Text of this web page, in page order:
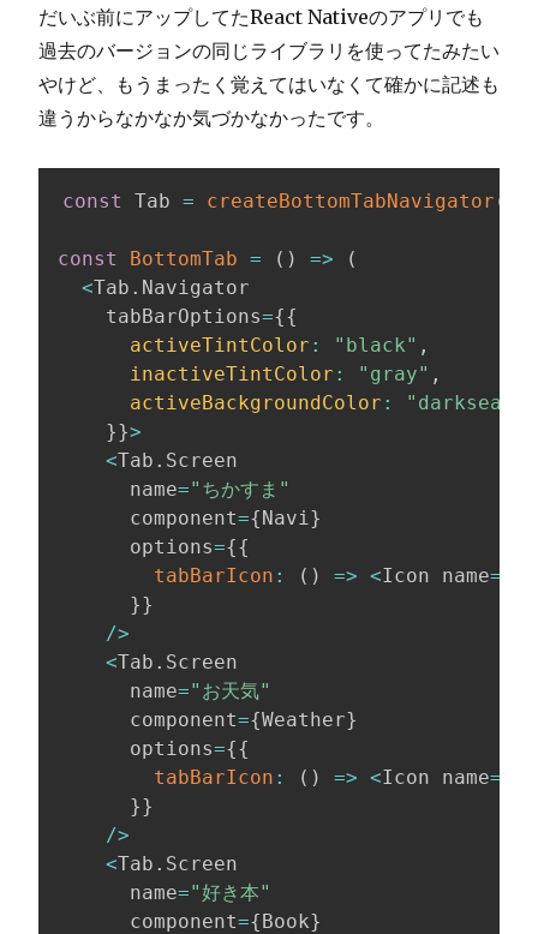
だいぶ前にアップしてたReact Nativeのアプリでも
過去のバージョンの同じライブラリを使ってたみたい
やけど、もうまったく覚えてはいなくて確かに記述も
違うからなかなか気づかなかったです。
const Tab = createBottomTabNavigator (
const BottomTab = ( ) =>
(
<Tab . Navigator
    tabBarOptions
={{
activeTintColor : "black" ,
inactiveTintColor : "gray" ,
activeBackgroundColor :
}}>
<Tab . Screen
      name
="ちかすま"
      component
={Navi }
      options
={{
tabBarIcon : ( ) => <Icon name=
}}
/>
<Tab . Screen
      name
="お天気"
      component
={Weather}
      options
={{
tabBarIcon : ( ) => <Icon name=
}}
/>
<Tab . Screen
      name
="好き本"
      component
={Book}